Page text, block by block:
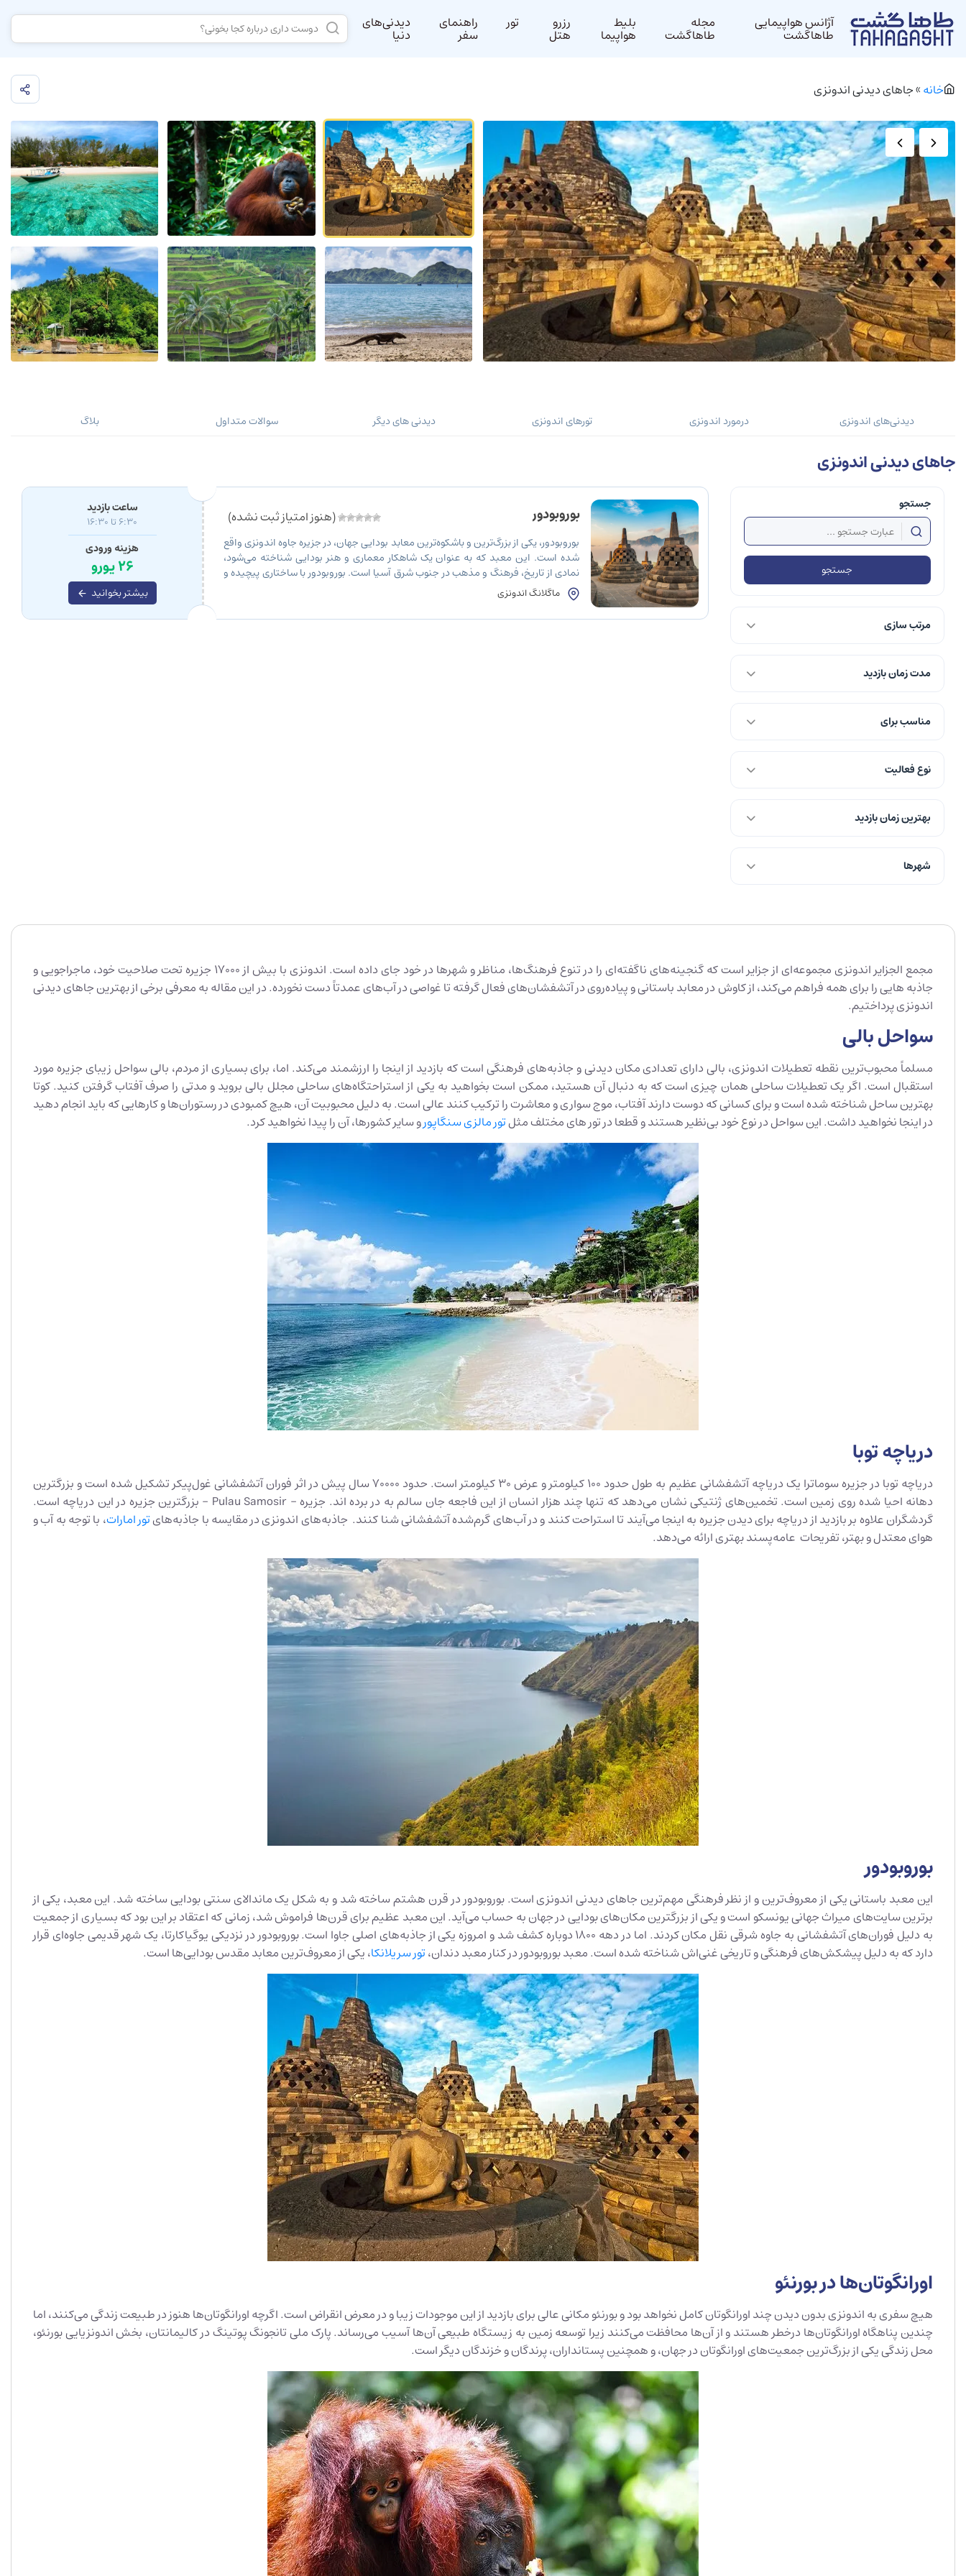
دیدنی‌های
دنیا
راهنمای
سفر
تور رزرو
هتل
بلیط
هواپیما
مجله
طاهاگشت
آژانس هواپیمایی
طاهاگشت
خانه»جاهای دیدنی اندونزی
دیدنی‌های اندونزی درمورد اندونزی تورهای اندونزی دیدنی های دیگر سوالات متداول بلاگ
جاهای دیدنی اندونزی
جستجو
جستجو
مرتب سازی
مدت زمان بازدید
مناسب برای
نوع فعالیت
بهترین زمان بازدید
شهرها
بوروبودور (هنوز امتیاز ثبت نشده)
بوروبودور، یکی از بزرگ‌ترین و باشکوه‌ترین معابد بودایی جهان، در جزیره جاوه اندونزی واقع
شده است. این معبد که به عنوان یک شاهکار معماری و هنر بودایی شناخته می‌شود،
نمادی از تاریخ، فرهنگ و مذهب در جنوب شرق آسیا است. بوروبودور با ساختاری پیچیده و
زیبا، هر ساله میلیون‌ها گردشگر و زائر از سراسر جهان […]
ماگلانگ اندونزی
ساعت بازدید
6:30 تا 16:30
هزینه ورودی
26 یورو
بیشتر بخوانید
مجمع الجزایر اندونزی مجموعه‌ای از جزایر است که گنجینه‌های ناگفته‌ای را در تنوع فرهنگ‌ها، مناظر و شهرها در خود جای داده است. اندونزی با بیش از 17000 جزیره تحت صلاحیت خود، ماجراجویی و
جاذبه هایی را برای همه فراهم می‌کند، از کاوش در معابد باستانی و پیاده‌روی در آتشفشان‌های فعال گرفته تا غواصی در آب‌های عمدتاً دست نخورده. در این مقاله به معرفی برخی از بهترین جاهای دیدنی
اندونزی پرداختیم.
سواحل بالی
مسلماً محبوب‌ترین نقطه تعطیلات اندونزی، بالی دارای تعدادی مکان دیدنی و جاذبه‌های فرهنگی است که بازدید از اینجا را ارزشمند می‌کند. اما، برای بسیاری از مردم، بالی سواحل زیبای جزیره مورد
استقبال است. اگر یک تعطیلات ساحلی همان چیزی است که به دنبال آن هستید، ممکن است بخواهید به یکی از استراحتگاه‌های ساحلی مجلل بالی بروید و مدتی را صرف آفتاب گرفتن کنید. کوتا
بهترین ساحل شناخته شده است و برای کسانی که دوست دارند آفتاب، موج سواری و معاشرت را ترکیب کنند عالی است. به دلیل محبوبیت آن، هیچ کمبودی در رستوران‌ها و کارهایی که باید انجام دهید
در اینجا نخواهید داشت. این سواحل در نوع خود بی‌نظیر هستند و قطعا در تور های مختلف مثلتور مالزی سنگاپورو سایر کشور‌ها، آن را پیدا نخواهید کرد.
دریاچه توبا
دریاچه توبا در جزیره سوماترا یک دریاچه آتشفشانی عظیم به طول حدود 100 کیلومتر و عرض 30 کیلومتر است. حدود 70000 سال پیش در اثر فوران آتشفشانی غول‌پیکر تشکیل شده است و بزرگترین
دهانه احیا شده روی زمین است. تخمین‌های ژنتیکی نشان می‌دهد که تنها چند هزار انسان از این فاجعه جان سالم به در برده اند. جزیره – Pulau Samosir – بزرگترین جزیره در این دریاچه است.
گردشگران علاوه بر بازدید از دریاچه برای دیدن جزیره به اینجا می‌آیند تا استراحت کنند و در آب‌های گرم‌شده آتشفشانی شنا کنند. جاذبه‌های اندونزی در مقایسه با جاذبه‌هایتور امارات، با توجه به آب و
هوای معتدل و بهتر، تفریحات عامه‌پسند بهتری ارائه می‌دهد.
بوروبودور
این معبد باستانی یکی از معروف‌ترین و از نظر فرهنگی مهم‌ترین جاهای دیدنی اندونزی است. بوروبودور در قرن هشتم ساخته شد و به شکل یک ماندالای سنتی بودایی ساخته شد. این معبد، یکی از
برترین سایت‌های میراث جهانی یونسکو است و یکی از بزرگترین مکان‌های بودایی در جهان به حساب می‌آید. این معبد عظیم برای قرن‌ها فراموش شد، زمانی که اعتقاد بر این بود که بسیاری از جمعیت
به دلیل فوران‌های آتشفشانی به جاوه شرقی نقل مکان کردند. اما در دهه 1800 دوباره کشف شد و امروزه یکی از جاذبه‌های اصلی جاوا است. بوروبودور در نزدیکی یوگیاکارتا، یک شهر قدیمی جاوه‌ای قرار
دارد که به دلیل پیشکش‌های فرهنگی و تاریخی غنی‌اش شناخته شده است. معبد بوروبودور در کنار معبد دندان،تور سریلانکا، یکی از معروف‌ترین معابد مقدس بودایی‌ها است.
اورانگوتان‌ها در بورنئو
هیچ سفری به اندونزی بدون دیدن چند اورانگوتان کامل نخواهد بود و بورنئو مکانی عالی برای بازدید از این موجودات زیبا و در معرض انقراض است. اگرچه اورانگوتان‌ها هنوز در طبیعت زندگی می‌کنند، اما
چندین پناهگاه اورانگوتان‌ها درخطر هستند و از آن‌ها محافظت می‌کنند زیرا توسعه زمین به زیستگاه طبیعی آن‌ها آسیب می‌رساند. پارک ملی تانجونگ پوتینگ در کالیمانتان، بخش اندونزیایی بورنئو،
محل زندگی یکی از بزرگ‌ترین جمعیت‌های اورانگوتان در جهان، و همچنین پستانداران، پرندگان و خزندگان دیگر است.